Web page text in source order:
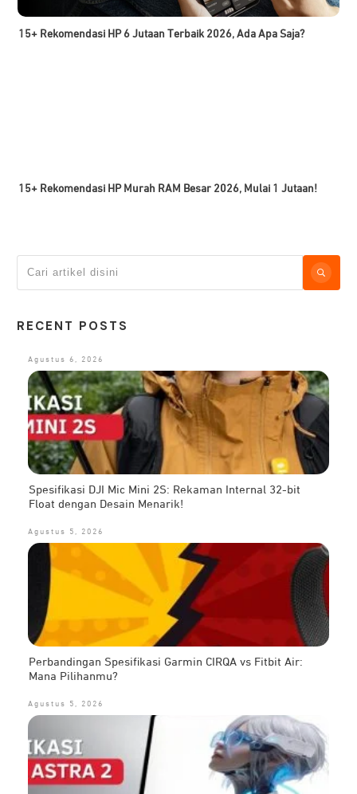
15+ Rekomendasi HP 6 Jutaan Terbaik 2026, Ada Apa Saja?
15+ Rekomendasi HP Murah RAM Besar 2026, Mulai 1 Jutaan!
RECENT POSTS
Agustus 6, 2026
Spesifikasi DJI Mic Mini 2S: Rekaman Internal 32-bit
Float dengan Desain Menarik!
Agustus 5, 2026
Perbandingan Spesifikasi Garmin CIRQA vs Fitbit Air:
Mana Pilihanmu?
Agustus 5, 2026